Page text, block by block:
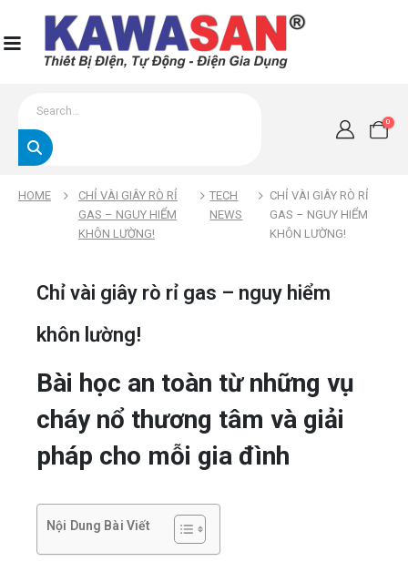
0
HOME
CHỈ VÀI GIÂY RÒ RỈ
GAS – NGUY HIỂM
KHÔN LƯỜNG!
TECH
NEWS
CHỈ VÀI GIÂY RÒ RỈ
GAS – NGUY HIỂM
KHÔN LƯỜNG!
Chỉ vài giây rò rỉ gas – nguy hiểm
khôn lường!
Bài học an toàn từ những vụ
cháy nổ thương tâm và giải
pháp cho mỗi gia đình
Nội Dung Bài Viết